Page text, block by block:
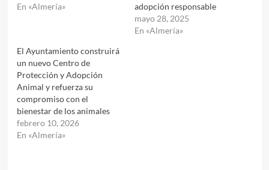
En «Almería»
adopción responsable
mayo 28, 2025
En «Almería»
El Ayuntamiento construirá
un nuevo Centro de
Protección y Adopción
Animal y refuerza su
compromiso con el
bienestar de los animales
febrero 10, 2026
En «Almería»